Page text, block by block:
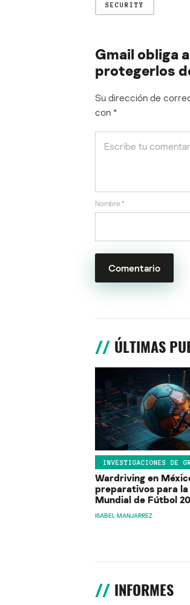
SECURITY
Gmail obliga
protegerlos
Su dirección de
con *
Nombre *
ÚLTIMAS
INVESTIGACIONES DE
Wardriving en
preparativos para la
Mundial de Fútbol
ISABEL MANJARREZ
INFORMES